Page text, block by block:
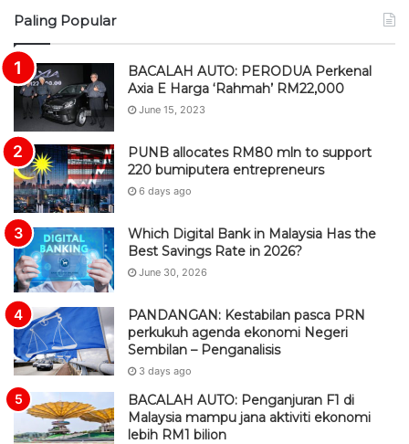
Paling Popular
BACALAH AUTO: PERODUA Perkenal
Axia E Harga ‘Rahmah’ RM22,000
June 15, 2023
PUNB allocates RM80 mln to support
220 bumiputera entrepreneurs
6 days ago
Which Digital Bank in Malaysia Has the
Best Savings Rate in 2026?
June 30, 2026
PANDANGAN: Kestabilan pasca PRN
perkukuh agenda ekonomi Negeri
Sembilan – Penganalisis
3 days ago
BACALAH AUTO: Penganjuran F1 di
Malaysia mampu jana aktiviti ekonomi
lebih RM1 bilion